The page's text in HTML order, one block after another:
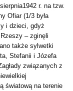
r. na tzw.
Ofiar (1/3 była
i dzieci, gdyż
– zginęli
także sylwetki
Stefanii i Józefa
związanych z
światową na terenie